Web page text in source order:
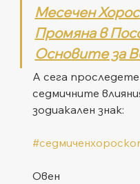
Месечен
Промяна в
Основите за
А сега
седмичните
зодиакален знак:
Овен